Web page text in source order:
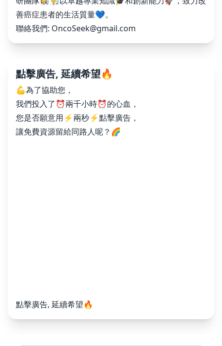
善癌症患者的生活質量💙。
聯絡我們: OncoSeek@gmail.com
點擊廣告, 延續希望🔥
💪為了協助您，
我們投入了⏰兩千小時⏰的心血，
您是否願意用⚡️兩秒⚡️點擊廣告，
讓免費資源留給同路人呢？🌈
點擊廣告, 延續希望🔥